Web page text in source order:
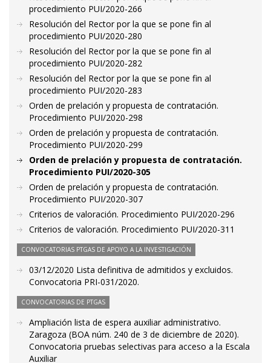
procedimiento PUI/2020-266
Resolución del Rector por la que se pone fin al
procedimiento PUI/2020-280
Resolución del Rector por la que se pone fin al
procedimiento PUI/2020-282
Resolución del Rector por la que se pone fin al
procedimiento PUI/2020-283
Orden de prelación y propuesta de contratación.
Procedimiento PUI/2020-298
Orden de prelación y propuesta de contratación.
Procedimiento PUI/2020-299
Orden de prelación y propuesta de contratación.
Procedimiento PUI/2020-305
Orden de prelación y propuesta de contratación.
Procedimiento PUI/2020-307
Criterios de valoración. Procedimiento PUI/2020-296
Criterios de valoración. Procedimiento PUI/2020-311
CONVOCATORIAS PTGAS DE APOYO A LA INVESTIGACIÓN
03/12/2020 Lista definitiva de admitidos y excluidos.
Convocatoria PRI-031/2020.
CONVOCATORIAS DE PTGAS
Ampliación lista de espera auxiliar administrativo.
Zaragoza (BOA núm. 240 de 3 de diciembre de 2020).
Convocatoria pruebas selectivas para acceso a la Escala
Auxiliar